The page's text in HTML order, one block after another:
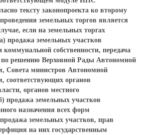
тексту законопроекта ко второму
земельных торгов является
если на земельных торгах
продажа земельных участков
коммунальной собственности, передача
по решению Верховной Рады Автономной
Совета министров Автономной
соответствующих органов
органов местного
продажа земельных участков
назначения всех форм
земельных участков, прав
на них государственным